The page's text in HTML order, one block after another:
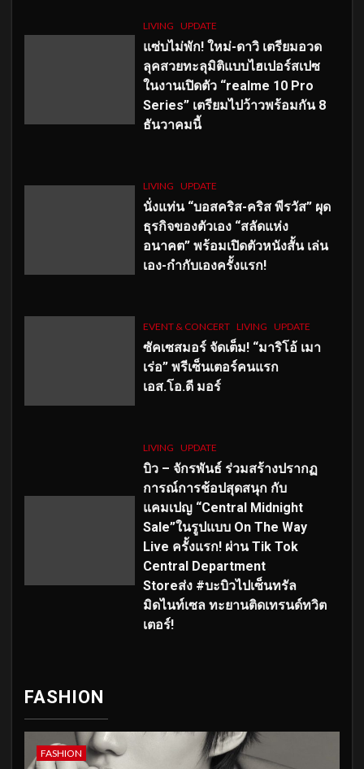
LIVING UPDATE
แซ่บไม่พัก! ใหม่-ดาวิ เตรียมอวด
ลุคสวยทะลุมิติแบบไฮเปอร์สเปซ
ในงานเปิดตัว “realme 10 Pro
Series” เตรียมไปว้าวพร้อมกัน 8
ธันวาคมนี้
LIVING UPDATE
นั่งแท่น “บอสคริส-คริส พีรวัส” ผุด
ธุรกิจของตัวเอง “สลัดแห่ง
อนาคต” พร้อมเปิดตัวหนังสั้น เล่น
เอง-กำกับเองครั้งแรก!
EVENT & CONCERT LIVING UPDATE
ซัคเซสมอร์ จัดเต็ม! “มาริโอ้ เมา
เร่อ” พรีเซ็นเตอร์คนแรก
เอส.โอ.ดี มอร์
LIVING UPDATE
บิว – จักรพันธ์ ร่วมสร้างปรากฏ
การณ์การช้อปสุดสนุก กับ
แคมเปญ “Central Midnight
Sale”ในรูปแบบ On The Way
Live ครั้งแรก! ผ่าน Tik Tok
Central Department
Storeส่ง #บะบิวไปเซ็นทรัล
มิดไนท์เซล ทะยานติดเทรนด์ทวิต
เตอร์!
FASHION
FASHION